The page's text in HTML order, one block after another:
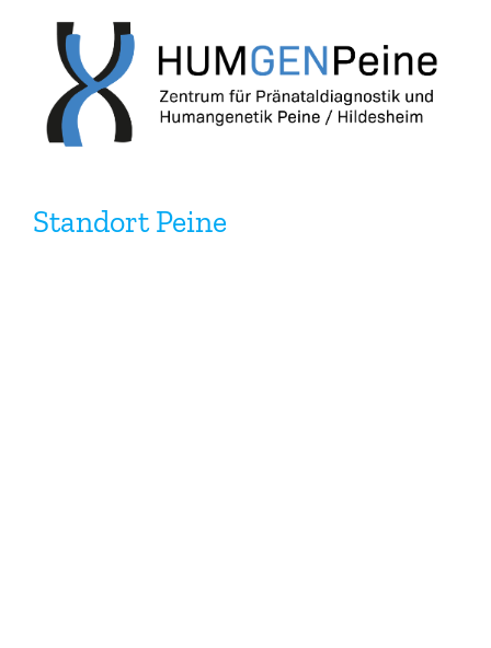
springen
Standort Peine